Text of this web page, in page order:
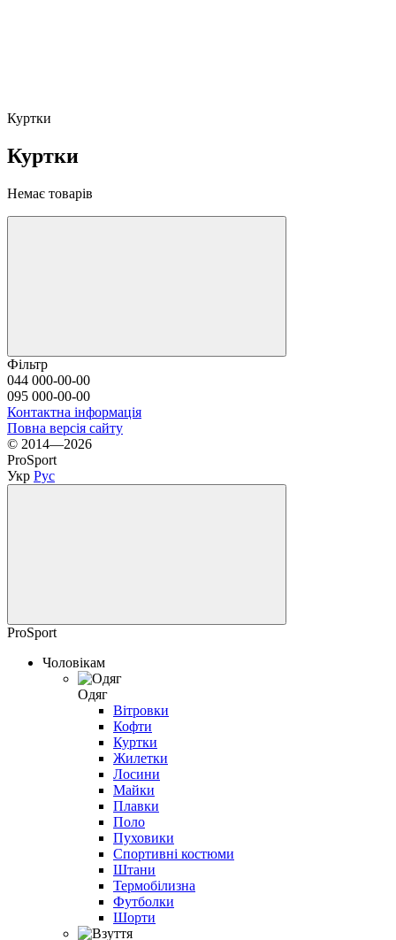
Куртки
Куртки
Немає товарів
Фільтр
044 000-00-00
095 000-00-00
Контактна інформація
Повна версія сайту
© 2014—2026
ProSport
Укр Рус
ProSport
Чоловікам
Одяг
Вітровки
Кофти
Куртки
Жилетки
Лосини
Майки
Плавки
Поло
Пуховики
Спортивні костюми
Штани
Термобілизна
Футболки
Шорти